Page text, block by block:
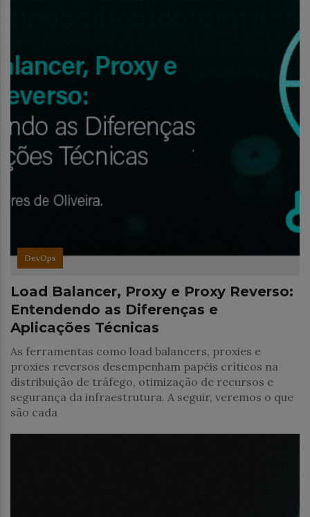
DevOps
Load Balancer, Proxy e Proxy Reverso:
Entendendo as Diferenças e
Aplicações Técnicas
As ferramentas como load balancers, proxies e
proxies reversos desempenham papéis críticos na
distribuição de tráfego, otimização de recursos e
segurança da infraestrutura. A seguir, veremos o que
são cada